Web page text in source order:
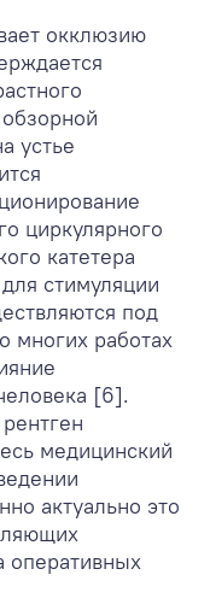
окклюзию
устье
циркулярного
катетера
стимуляции
под
многих работах
[6].
медицинский
актуально это
оперативных